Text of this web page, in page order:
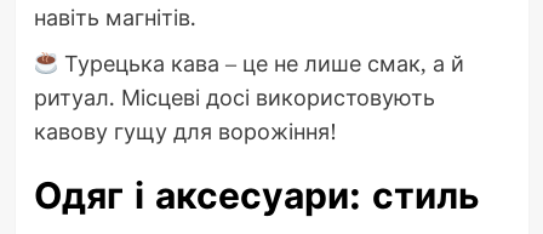
навіть магнітів.
Турецька кава – це не лише смак, а й
ритуал. Місцеві досі використовують
кавову гущу для ворожіння!
Одяг і аксесуари: стиль